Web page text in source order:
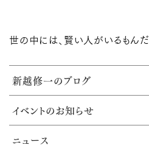
世の中には、賢い人がいるもんだ
新越修一のブログ
イベントのお知らせ
ニュース